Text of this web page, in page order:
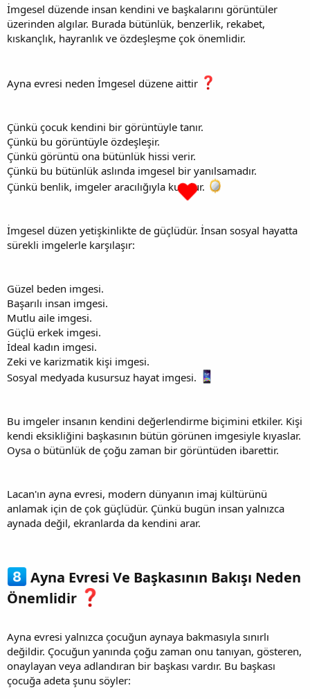
İmgesel düzende insan kendini ve başkalarını görüntüler
üzerinden algılar. Burada bütünlük, benzerlik, rekabet,
kıskançlık, hayranlık ve özdeşleşme çok önemlidir.
Ayna evresi neden İmgesel düzene aittir
Çünkü çocuk kendini bir görüntüyle tanır.
Çünkü bu görüntüyle özdeşleşir.
Çünkü görüntü ona bütünlük hissi verir.
Çünkü bu bütünlük aslında imgesel bir yanılsamadır.
Çünkü benlik, imgeler aracılığıyla kurulur.
İmgesel düzen yetişkinlikte de güçlüdür. İnsan sosyal hayatta
sürekli imgelerle karşılaşır:
Güzel beden imgesi.
Başarılı insan imgesi.
Mutlu aile imgesi.
Güçlü erkek imgesi.
İdeal kadın imgesi.
Zeki ve karizmatik kişi imgesi.
Sosyal medyada kusursuz hayat imgesi.
Bu imgeler insanın kendini değerlendirme biçimini etkiler. Kişi
kendi eksikliğini başkasının bütün görünen imgesiyle kıyaslar.
Oysa o bütünlük de çoğu zaman bir görüntüden ibarettir.
Lacan'ın ayna evresi, modern dünyanın imaj kültürünü
anlamak için de çok güçlüdür. Çünkü bugün insan yalnızca
aynada değil, ekranlarda da kendini arar.
Ayna Evresi Ve Başkasının Bakışı Neden
Önemlidir
Ayna evresi yalnızca çocuğun aynaya bakmasıyla sınırlı
değildir. Çocuğun yanında çoğu zaman onu tanıyan, gösteren,
onaylayan veya adlandıran bir başkası vardır. Bu başkası
çocuğa adeta şunu söyler: